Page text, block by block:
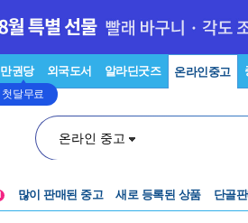
만권당
첫달무료
외국도서 알라딘굿즈 온라인중고
온라인 중고
많이 판매된 중고 새로 등록된 상품 단골